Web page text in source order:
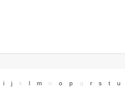
i j k l m n o p q r s t u